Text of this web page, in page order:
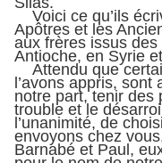
Voici ce qu’ils
Apôtres et les
aux frères issus
Antioche, en Syrie
Attendu que
l’avons appris,
notre part, tenir des
trouble et le
l’unanimité, de
envoyons chez
Barnabé et Paul,